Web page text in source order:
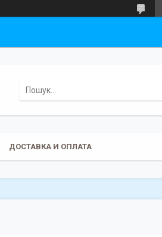
ДОСТАВКА И ОПЛАТА